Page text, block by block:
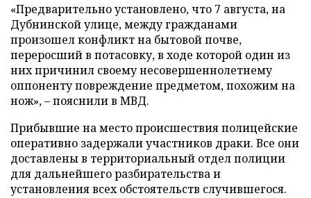
«Предварительно установлено, что 7 августа, на
Дубнинской улице, между гражданами
произошел конфликт на бытовой почве,
переросший в потасовку, в ходе которой один из
них причинил своему несовершеннолетнему
оппоненту повреждение предметом, похожим на
нож», – пояснили в МВД.
Прибывшие на место происшествия полицейские
оперативно задержали участников драки. Все они
доставлены в территориальный отдел полиции
для дальнейшего разбирательства и
установления всех обстоятельств случившегося.